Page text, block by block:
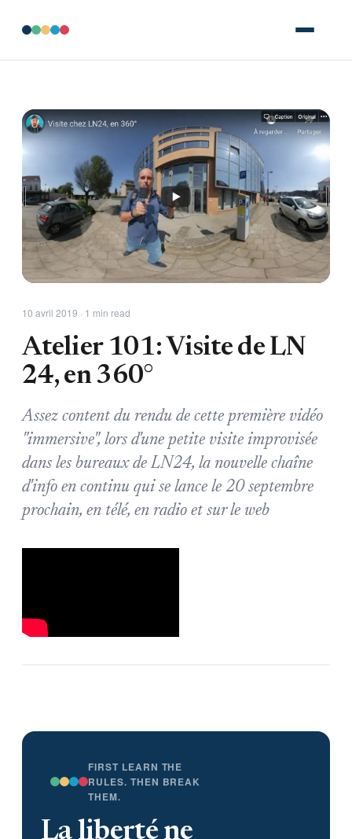
10 avril 2019 · 1 min read
Atelier 101: Visite de LN
24, en 360°
Assez content du rendu de cette première vidéo
"immersive", lors d'une petite visite improvisée
dans les bureaux de LN24, la nouvelle chaîne
d'info en continu qui se lance le 20 septembre
prochain, en télé, en radio et sur le web
FIRST LEARN THE
RULES. THEN BREAK
THEM.
La liberté ne